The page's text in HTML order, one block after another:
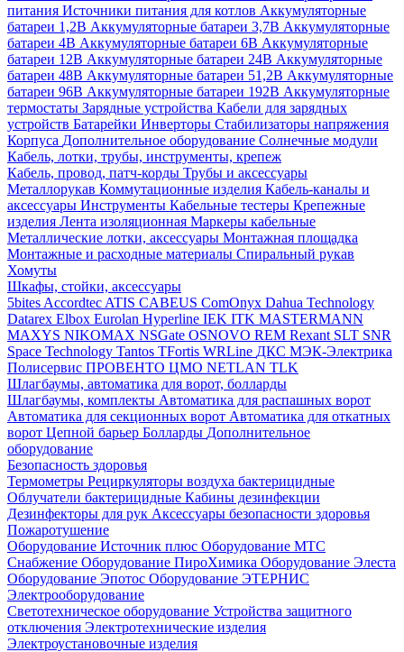
питания Источники питания для котлов Аккумуляторные
батареи 1,2В Аккумуляторные батареи 3,7В Аккумуляторные
батареи 4В Аккумуляторные батареи 6В Аккумуляторные
батареи 12В Аккумуляторные батареи 24В Аккумуляторные
батареи 48В Аккумуляторные батареи 51,2В Аккумуляторные
батареи 96В Аккумуляторные батареи 192В Аккумуляторные
термостаты Зарядные устройства Кабели для зарядных
устройств Батарейки Инверторы Стабилизаторы напряжения
Корпуса Дополнительное оборудование Солнечные модули
Кабель, лотки, трубы, инструменты, крепеж
Кабель, провод, патч-корды Трубы и аксессуары
Металлорукав Коммутационные изделия Кабель-каналы и
аксессуары Инструменты Кабельные тестеры Крепежные
изделия Лента изоляционная Маркеры кабельные
Металлические лотки, аксессуары Монтажная площадка
Монтажные и расходные материалы Спиральный рукав
Хомуты
Шкафы, стойки, аксессуары
5bites Accordtec ATIS CABEUS ComOnyx Dahua Technology
Datarex Elbox Eurolan Hyperline IEK ITK MASTERMANN
MAXYS NIKOMAX NSGate OSNOVO REM Rexant SLT SNR
Space Technology Tantos TFortis WRLine ДКС МЭК-Электрика
Полисервис ПРОВЕНТО ЦМО NETLAN TLK
Шлагбаумы, автоматика для ворот, болларды
Шлагбаумы, комплекты Автоматика для распашных ворот
Автоматика для секционных ворот Автоматика для откатных
ворот Цепной барьер Болларды Дополнительное
оборудование
Безопасность здоровья
Термометры Рециркуляторы воздуха бактерицидные
Облучатели бактерицидные Кабины дезинфекции
Дезинфекторы для рук Аксессуары безопасности здоровья
Пожаротушение
Оборудование Источник плюс Оборудование МТС
Снабжение Оборудование ПироХимика Оборудование Элеста
Оборудование Эпотос Оборудование ЭТЕРНИС
Электрооборудование
Светотехническое оборудование Устройства защитного
отключения Электротехнические изделия
Электроустановочные изделия